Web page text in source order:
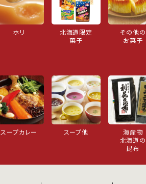
ホリ
北海道限定
菓子
その他の
お菓子
スープカレー スープ他
海産物
北海道の
昆布